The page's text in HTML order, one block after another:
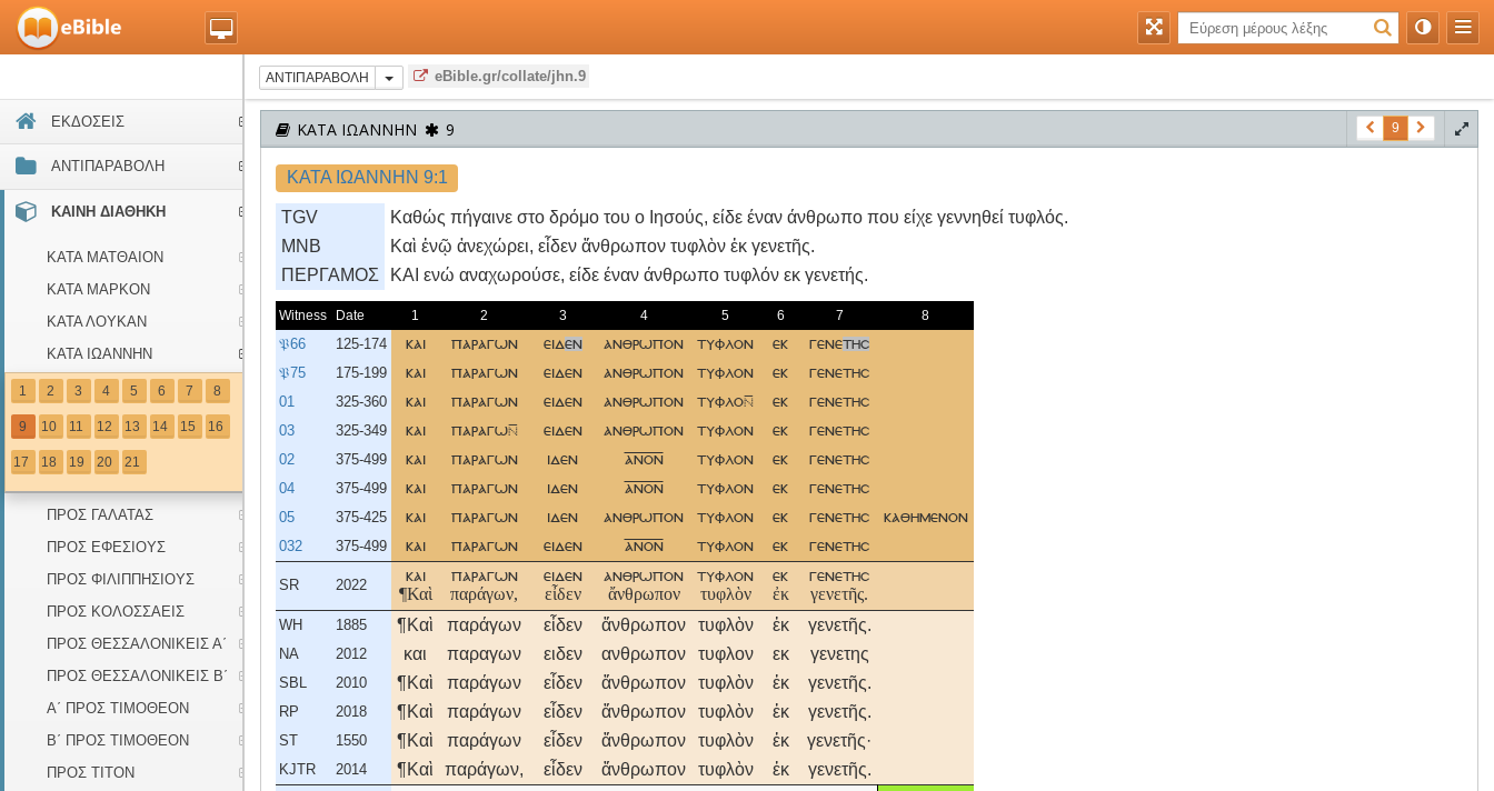
ΕΚΔΟΣΕΙΣ
ΑΝΤΙΠΑΡΑΒΟΛΗ
ΚΑΙΝΗ ΔΙΑΘΗΚΗ
ΚΑΤΑ ΜΑΤΘΑΙΟΝ
ΚΑΤΑ ΜΑΡΚΟΝ
ΚΑΤΑ ΛΟΥΚΑΝ
ΚΑΤΑ ΙΩΑΝΝΗΝ
1 2 3 4 5 6 7 8
9 10 11 12 13 14 15 16
17 18 19 20 21
ΠΡΑΞΕΙΣ ΑΠΟΣΤΟΛΩΝ
ΠΡΟΣ ΡΩΜΑΙΟΥΣ
ΠΡΟΣ ΚΟΡΙΝΘΙΟΥΣ Α΄
ΠΡΟΣ ΓΑΛΑΤΑΣ
ΠΡΟΣ ΕΦΕΣΙΟΥΣ
ΠΡΟΣ ΦΙΛΙΠΠΗΣΙΟΥΣ
ΠΡΟΣ ΚΟΛΟΣΣΑΕΙΣ
ΠΡΟΣ ΘΕΣΣΑΛΟΝΙΚΕΙΣ Α΄
ΠΡΟΣ ΘΕΣΣΑΛΟΝΙΚΕΙΣ Β΄
Α΄ ΠΡΟΣ ΤΙΜΟΘΕΟΝ
Β΄ ΠΡΟΣ ΤΙΜΟΘΕΟΝ
ΠΡΟΣ ΤΙΤΟΝ
ΑΝΤΙΠΑΡΑΒΟΛΗ eBible.gr/collate/jhn.9
ΚΑΤΑ ΙΩΑΝΝΗΝ 9 9
ΚΑΤΑ ΙΩΑΝΝΗΝ 9:1
TGV
Καθώς πήγαινε στο δρόμο του ο Ιησούς, είδε έναν άνθρωπο που είχε γεννηθεί τυφλός.
MNB
Καὶ ἐνῷ ἀνεχώρει, εἶδεν ἄνθρωπον τυφλὸν ἐκ γενετῆς.
ΠΕΡΓΑΜΟΣ
KAI ενώ αναχωρούσε, είδε έναν άνθρωπο τυφλόν εκ γενετής.
Witness Date 1 2 3 4 5 6 7 8
𝔓66 125-174 και παραγων ειδεν ανθρωπον τυφλον εκ γενετησ
𝔓75 175-199 και παραγων ειδεν ανθρωπον τυφλον εκ γενετησ
01 325-360 και παραγων ειδεν ανθρωπον τυφλο εκ γενετησ
03 325-349 και παραγω ειδεν ανθρωπον τυφλον εκ γενετησ
02 375-499 και παραγων ιδεν ανον τυφλον εκ γενετησ
04 375-499 και παραγων ιδεν ανον τυφλον εκ γενετησ
05 375-425 και παραγων ιδεν ανθρωπον τυφλον εκ γενετησ καθημενον
032 375-499 και παραγων ειδεν ανον τυφλον εκ γενετησ
SR 2022
και
¶Καὶ
παραγων
παράγων,
ειδεν
εἶδεν
ανθρωπον
ἄνθρωπον
τυφλον
τυφλὸν
εκ
ἐκ
γενετησ
γενετῆς.
WH 1885 ¶Καὶ παράγων εἶδεν ἄνθρωπον τυφλὸν ἐκ γενετῆς.
NA 2012 και παραγων ειδεν ανθρωπον τυφλον εκ γενετης
SBL 2010 ¶Καὶ παράγων εἶδεν ἄνθρωπον τυφλὸν ἐκ γενετῆς.
RP 2018 ¶Καὶ παράγων εἶδεν ἄνθρωπον τυφλὸν ἐκ γενετῆς.
ST 1550 ¶Καὶ παράγων εἶδεν ἄνθρωπον τυφλὸν ἐκ γενετῆς·
KJTR 2014 ¶Καὶ παράγων, εἶδεν ἄνθρωπον τυφλὸν ἐκ γενετῆς.